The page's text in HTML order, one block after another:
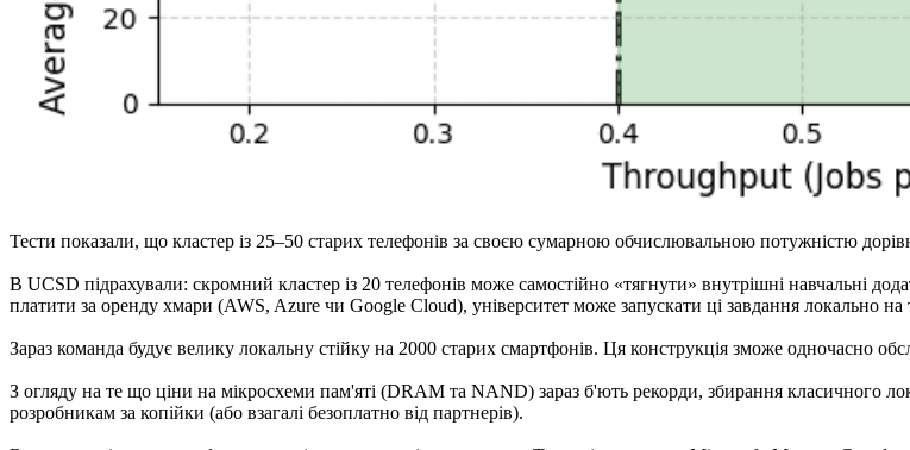
Тести показали, що кластер із 25–50 старих телефонів за своєю сумарною обчислювальною потужністю
В UCSD підрахували: скромний кластер із 20 телефонів може самостійно «тягнути» внутрішні навчальні
платити за оренду хмари (AWS, Azure чи Google Cloud), університет може запускати ці завдання локально
Зараз команда будує велику локальну стійку на 2000 старих смартфонів. Ця конструкція зможе одночасно
З огляду на те що ціни на мікросхеми пам'яті (DRAM та NAND) зараз б'ють рекорди, збирання класичного
розробникам за копійки (або взагалі безоплатно від партнерів).